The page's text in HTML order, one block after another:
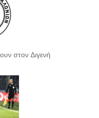
στον Διγενή